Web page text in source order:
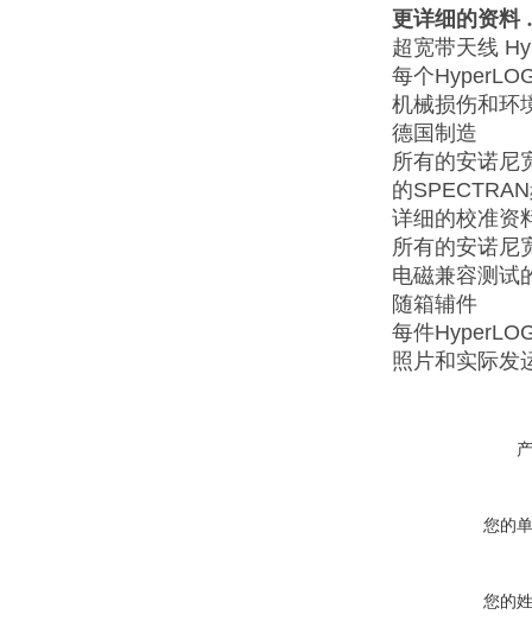
更详细的资
超宽带天线
每个
机械损伤和环
德国制造
所有的安诺尼
的
详细的校准资
所有的安诺尼
电磁兼容测试
随箱辅件
每件
照片和实际发
您的
您的